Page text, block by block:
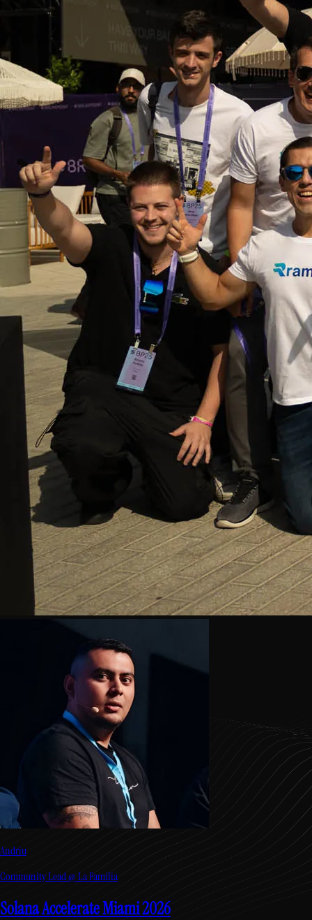
Andriu
Community Lead @ La Familia
Solana Accelerate Miami 2026